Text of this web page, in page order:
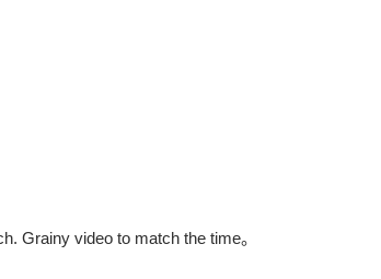
Grainy video to match the time。